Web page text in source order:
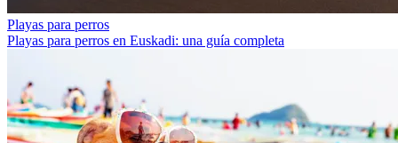
Playas para perros
Playas para perros en Euskadi: una guía completa